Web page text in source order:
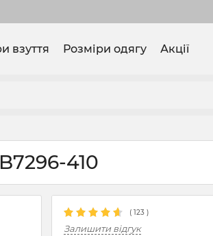
взуття Розміри одягу Акції
410
( 123 )
Залишити відгук